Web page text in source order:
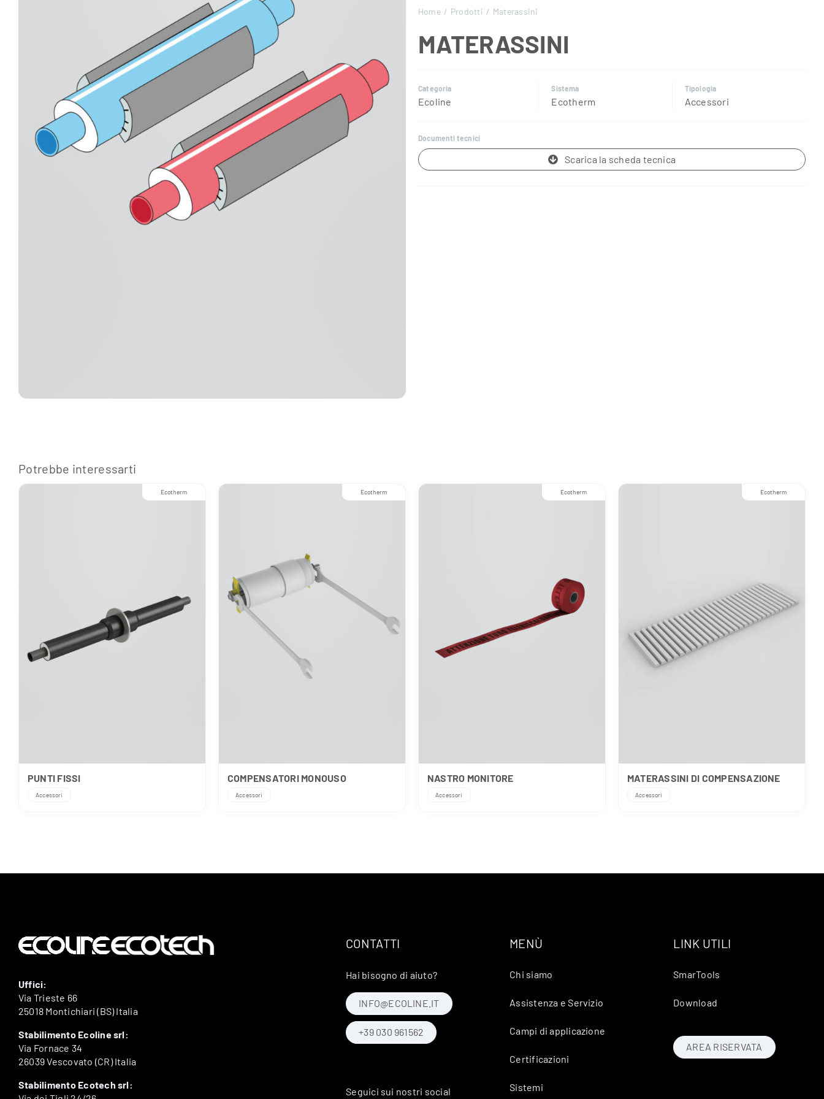
Home Prodotti Materassini
MATERASSINI
Categoria
Ecoline
Sistema
Ecotherm
Tipologia
Accessori
Documenti tecnici
Scarica la scheda tecnica
Potrebbe interessarti
Ecotherm
PUNTI FISSI
Accessori
Ecotherm
COMPENSATORI MONOUSO
Accessori
Ecotherm
NASTRO MONITORE
Accessori
Ecotherm
MATERASSINI DI COMPENSAZIONE
Accessori
Uffici:
Via Trieste 66
25018 Montichiari (BS) Italia
Stabilimento Ecoline srl:
Via Fornace 34
26039 Vescovato (CR) Italia
Stabilimento Ecotech srl:
CONTATTI
Hai bisogno di aiuto?
INFO@ECOLINE.IT
+39 030 961562
Seguici sui nostri social
MENÙ
Chi siamo
Assistenza e Servizio
Campi di applicazione
Certificazioni
Sistemi
LINK UTILI
SmarTools
Download
AREA RISERVATA